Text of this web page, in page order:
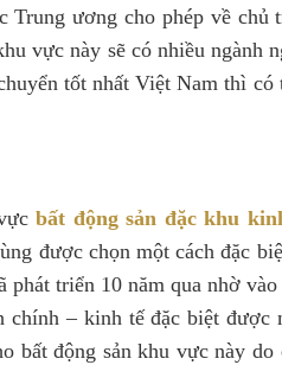
Trung ương cho phép về
vực này sẽ có nhiều ngành
tốt nhất Việt Nam thì
bất động sản đặc khu
được chọn một cách đặc
triển 10 năm qua nhờ
– kinh tế đặc biệt được
bất động sản khu vực này